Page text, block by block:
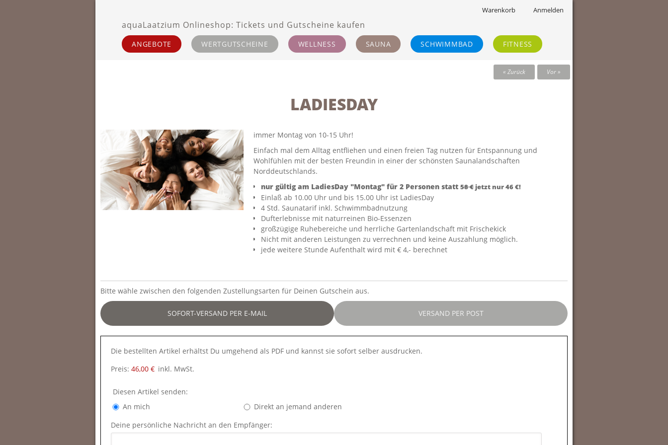
Warenkorb Anmelden
ANGEBOTE WERTGUTSCHEINE WELLNESS SAUNA SCHWIMMBAD FITNESS
« Zurück Vor »
LADIESDAY
immer Montag von 10-15 Uhr!
Einfach mal dem Alltag entfliehen und einen freien Tag nutzen für Entspannung und
Wohlfühlen mit der besten Freundin in einer der schönsten Saunalandschaften
Norddeutschlands.
nur gültig am LadiesDay "Montag" für 2 Personen statt58 €jetzt nur 46 €!
Einlaß ab 10.00 Uhr und bis 15.00 Uhr ist LadiesDay
4 Std. Saunatarif inkl. Schwimmbadnutzung
Dufterlebnisse mit naturreinen Bio-Essenzen
großzügige Ruhebereiche und herrliche Gartenlandschaft mit Frischekick
Nicht mit anderen Leistungen zu verrechnen und keine Auszahlung möglich.
jede weitere Stunde Aufenthalt wird mit € 4,- berechnet
Bitte wähle zwischen den folgenden Zustellungsarten für Deinen Gutschein aus.
SOFORT-VERSAND PER E-MAIL VERSAND PER POST
Die bestellten Artikel erhältst Du umgehend als PDF und kannst sie sofort selber ausdrucken.
Preis: 46,00 € inkl. MwSt.
Diesen Artikel senden:
An mich
Direkt an jemand anderen
Deine persönliche Nachricht an den Empfänger: